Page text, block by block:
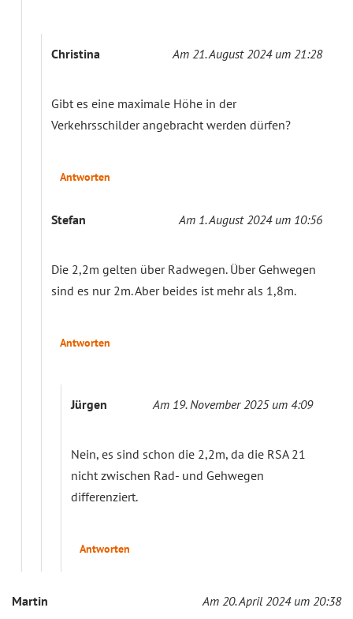
Christina Am 21. August 2024 um 21:28
Gibt es eine maximale Höhe in der
Verkehrsschilder angebracht werden dürfen?
Antworten
Stefan Am 1. August 2024 um 10:56
Die 2,2m gelten über Radwegen. Über Gehwegen
sind es nur 2m. Aber beides ist mehr als 1,8m.
Antworten
Jürgen Am 19. November 2025 um 4:09
Nein, es sind schon die 2,2m, da die RSA 21
nicht zwischen Rad- und Gehwegen
differenziert.
Antworten
Martin Am 20. April 2024 um 20:38